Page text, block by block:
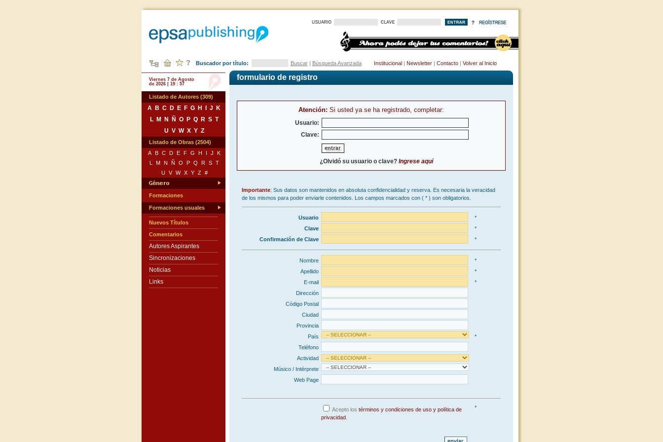
Buscador por título: Buscar| Búsqueda Avanzada Institucional| Newsletter| Contacto| Volver al Inicio
Viernes 7 de Agosto
de 2026 | 19 : 57
Listado de Autores (309)
A B C D E F G H J
K
L
M N Ñ O P Q R S T
U V W X Y Z
Listado de Obras (2504)
A
B C D E F G H I J
K
L
M N Ñ O P Q R S T
U
V W X Y Z #
Formaciones
Formaciones usuales
Nuevos Títulos
Comentarios
Autores Aspirantes
Sincronizaciones
Noticias
Links
formulario de registro
Atención: Si usted ya se ha registrado, completar:
Usuario:
Clave:
¿Olvidó su usuario o clave? Ingrese aquí
Importante: Sus datos son mantenidos en absoluta confidencialidad y reserva. Es necesaria la veracidad
de los mismos para poder enviarle contenidos. Los campos marcados con (*) son obligatorios.
Usuario
*
Clave
*
Confirmación de Clave
*
Nombre
*
Apellido
*
E-mail
*
Dirección
Código Postal
Ciudad
Provincia
País
*
Teléfono
Actividad
Músico / Intérprete
Web Page
Acepto los términos y condiciones de uso y política de
privacidad.
*